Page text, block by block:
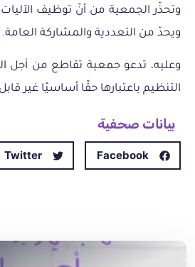
وتحذّر الجمعية من أنّ توظيف
ويحدّ من التعددية والمشاركة العامة.
وعليه، تدعو جمعية تقاطع من أجل
التنظيم باعتبارها حقًا أساسيًا غير
بيانات صحفية
Facebook
Twitter